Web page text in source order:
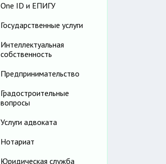
One ID и ЕПИГУ
Государственные услуги
Интеллектуальная
собственность
Предпринимательство
Градостроительные
вопросы
Услуги адвоката
Нотариат
Юридическая служба